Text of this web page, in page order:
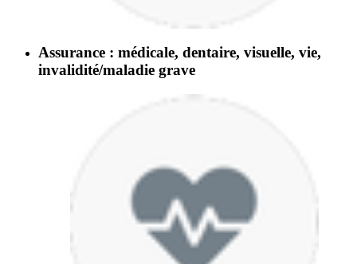
Assurance : médicale, dentaire, visuelle, vie,
invalidité/maladie grave